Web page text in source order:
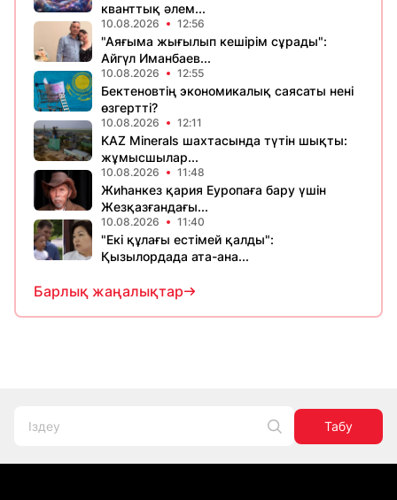
кванттық әлем...
10.08.2026 12:56
"Аяғыма жығылып кешірім сұрады":
Айгүл Иманбаев...
10.08.2026 12:55
Бектеновтің экономикалық саясаты нені
өзгертті?
10.08.2026 12:11
KAZ Minerals шахтасында түтін шықты:
жұмысшылар...
10.08.2026 11:48
Жиһанкез қария Еуропаға бару үшін
Жезқазғандағы...
10.08.2026 11:40
"Екі құлағы естімей қалды":
Қызылордада ата-ана...
Барлық жаңалықтар
Табу